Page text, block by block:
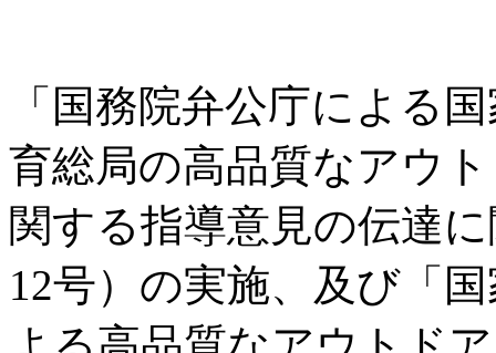
「国務院弁公庁による
育総局の高品質なアウ
関する指導意見の伝達
12号）の実施、及び「